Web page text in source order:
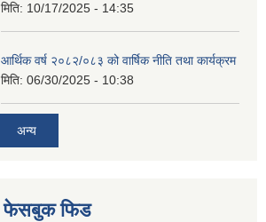
मिति: 10/17/2025 - 14:35
आर्थिक वर्ष २०८२/०८३ को वार्षिक नीति तथा कार्यक्रम
मिति: 06/30/2025 - 10:38
अन्य
फेसबुक फिड